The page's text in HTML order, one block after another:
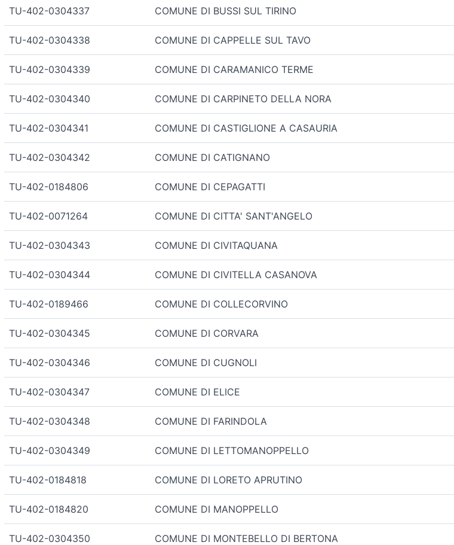
TU-402-0304337 COMUNE DI BUSSI SUL TIRINO
TU-402-0304338 COMUNE DI CAPPELLE SUL TAVO
TU-402-0304339 COMUNE DI CARAMANICO TERME
TU-402-0304340 COMUNE DI CARPINETO DELLA NORA
TU-402-0304341 COMUNE DI CASTIGLIONE A CASAURIA
TU-402-0304342 COMUNE DI CATIGNANO
TU-402-0184806 COMUNE DI CEPAGATTI
TU-402-0071264 COMUNE DI CITTA' SANT'ANGELO
TU-402-0304343 COMUNE DI CIVITAQUANA
TU-402-0304344 COMUNE DI CIVITELLA CASANOVA
TU-402-0189466 COMUNE DI COLLECORVINO
TU-402-0304345 COMUNE DI CORVARA
TU-402-0304346 COMUNE DI CUGNOLI
TU-402-0304347 COMUNE DI ELICE
TU-402-0304348 COMUNE DI FARINDOLA
TU-402-0304349 COMUNE DI LETTOMANOPPELLO
TU-402-0184818 COMUNE DI LORETO APRUTINO
TU-402-0184820 COMUNE DI MANOPPELLO
TU-402-0304350 COMUNE DI MONTEBELLO DI BERTONA